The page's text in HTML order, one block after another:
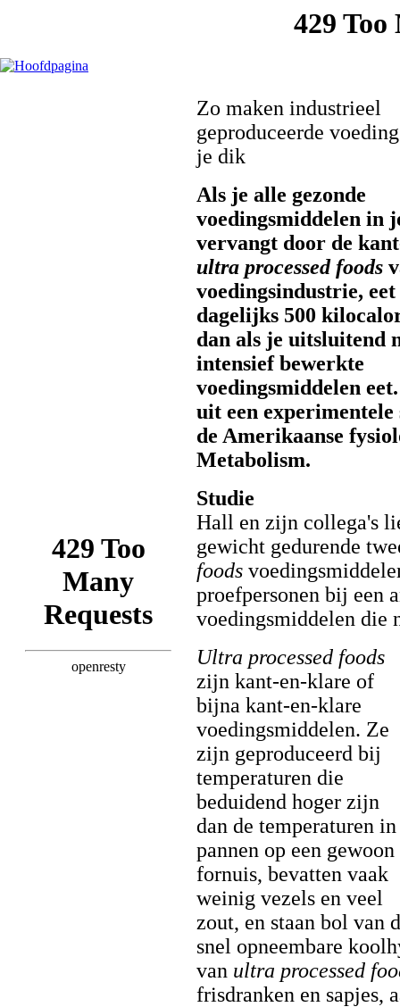
Zo maken industrieel
geproduceerde
je dik
Als je alle gezonde
voedingsmiddelen in
vervangt door de
ultra processed foods
voedingsindustrie,
dagelijks 500
dan als je uitsluitend
intensief bewerkte
voedingsmiddelen
uit een experimentele
de Amerikaanse
Metabolism.
Studie
Hall en zijn collega's
gewicht gedurende
foods
proefpersonen bij een
voedingsmiddelen die
Ultra processed foods
zijn kant-en-klare of
bijna kant-en-klare
voedingsmiddelen. Ze
zijn geproduceerd bij
temperaturen die
beduidend hoger zijn
dan de temperaturen in
pannen op een gewoon
fornuis, bevatten vaak
weinig vezels en veel
zout, en staan bol van
snel opneembare
van ultra processed
frisdranken en sapjes,